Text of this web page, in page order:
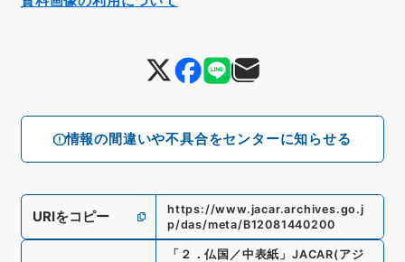
情報の間違いや不具合をセンターに知らせる
URIをコピー
https://www.jacar.archives.go.j
p/das/meta/B12081440200
「 ２．仏国／中表紙 」 JACAR(アジ